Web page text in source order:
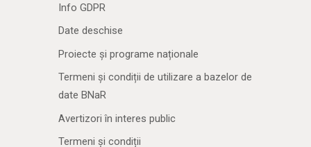
Info GDPR
Date deschise
Proiecte și programe naționale
Termeni și condiții de utilizare a bazelor de
date BNaR
Avertizori în interes public
Termeni și condiții